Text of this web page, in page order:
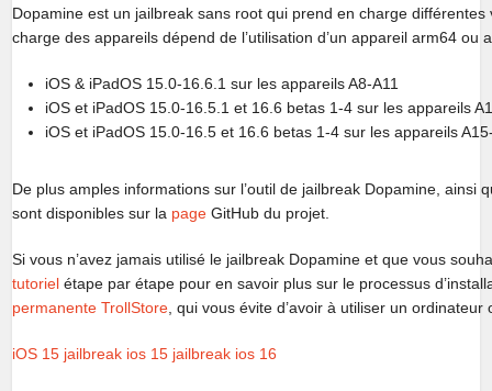
Dopamine est un jailbreak sans root qui prend en charge différentes
charge des appareils dépend de l’utilisation d’un appareil arm64
iOS & iPadOS 15.0-16.6.1 sur les appareils A8-A11
iOS et iPadOS 15.0-16.5.1 et 16.6 betas 1-4 sur les appareils
iOS et iPadOS 15.0-16.5 et 16.6 betas 1-4 sur les appareils
De plus amples informations sur l’outil de jailbreak Dopamine, ainsi
sont disponibles sur la page GitHub du projet.
Si vous n’avez jamais utilisé le jailbreak Dopamine et que vous
tutoriel étape par étape pour en savoir plus sur le processus
permanente TrollStore , qui vous évite d’avoir à utiliser un
iOS 15 jailbreak ios 15 jailbreak ios 16